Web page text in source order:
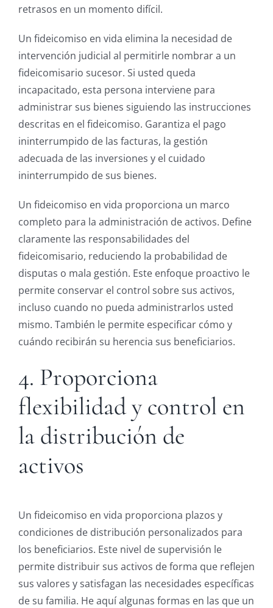
retrasos en un momento difícil.
Un fideicomiso en vida elimina la necesidad de
intervención judicial al permitirle nombrar a un
fideicomisario sucesor. Si usted queda
incapacitado, esta persona interviene para
administrar sus bienes siguiendo las instrucciones
descritas en el fideicomiso. Garantiza el pago
ininterrumpido de las facturas, la gestión
adecuada de las inversiones y el cuidado
ininterrumpido de sus bienes.
Un fideicomiso en vida proporciona un marco
completo para la administración de activos. Define
claramente las responsabilidades del
fideicomisario, reduciendo la probabilidad de
disputas o mala gestión. Este enfoque proactivo le
permite conservar el control sobre sus activos,
incluso cuando no pueda administrarlos usted
mismo. También le permite especificar cómo y
cuándo recibirán su herencia sus beneficiarios.
4. Proporciona
flexibilidad y control en
la distribución de
activos
Un fideicomiso en vida proporciona plazos y
condiciones de distribución personalizados para
los beneficiarios. Este nivel de supervisión le
permite distribuir sus activos de forma que reflejen
sus valores y satisfagan las necesidades específicas
de su familia. He aquí algunas formas en las que un